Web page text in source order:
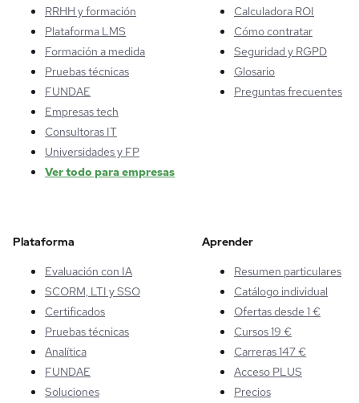
RRHH y formación
Plataforma LMS
Formación a medida
Pruebas técnicas
FUNDAE
Empresas tech
Consultoras IT
Universidades y FP
Ver todo para empresas
Calculadora ROI
Cómo contratar
Seguridad y RGPD
Glosario
Preguntas frecuentes
Plataforma
Evaluación con IA
SCORM, LTI y SSO
Certificados
Pruebas técnicas
Analítica
FUNDAE
Soluciones
Aprender
Resumen particulares
Catálogo individual
Ofertas desde 1 €
Cursos 19 €
Carreras 147 €
Acceso PLUS
Precios